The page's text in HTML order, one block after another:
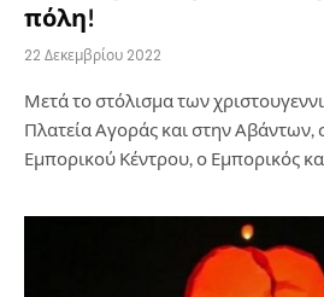
πόλη!
22 Δεκεμβρίου 2022
Μετά το στόλισμα των
Πλατεία Αγοράς και στην Αβάντων,
Εμπορικού Κέντρου, ο Εμπορικός